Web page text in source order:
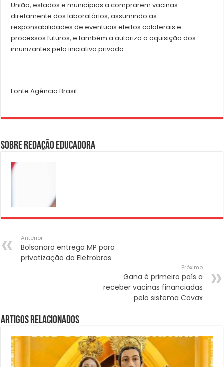
União, estados e municípios a comprarem vacinas
diretamente dos laboratórios, assumindo as
responsabilidades de eventuais efeitos colaterais e
processos futuros, e também a autoriza a aquisição dos
imunizantes pela iniciativa privada.
Fonte:Agência Brasil
Sobre Redação Educadora
Anterior
Bolsonaro entrega MP para
privatização da Eletrobras
Próximo
Gana é primeiro país a
receber vacinas financiadas
pelo sistema Covax
Artigos Relacionados